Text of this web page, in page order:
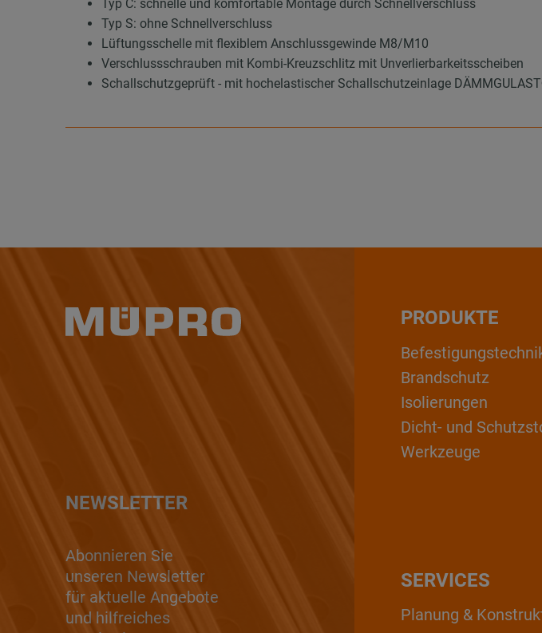
Typ C: schnelle und komfortable Montage durch Schnellverschluss
Typ S: ohne Schnellverschluss
Lüftungsschelle mit flexiblem Anschlussgewinde M8/M10
Verschlussschrauben mit Kombi-Kreuzschlitz mit Unverlierbarkeitsscheiben
Schallschutzgeprüft - mit hochelastischer Schallschutzeinlage
NEWSLETTER
Abonnieren Sie
unseren Newsletter
für aktuelle Angebote
und hilfreiches
PRODUKTE
Brandschutz
Isolierungen
Dicht- und
Werkzeuge
SERVICES
Planung &